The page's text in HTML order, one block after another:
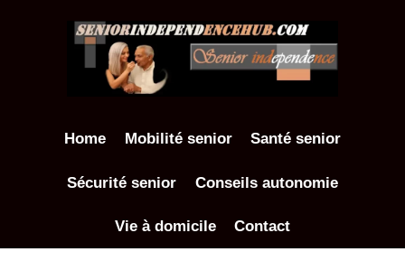
Home Mobilité senior Santé senior
Sécurité senior Conseils autonomie
Vie à domicile Contact